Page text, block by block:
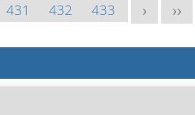
431
432 433 > >>